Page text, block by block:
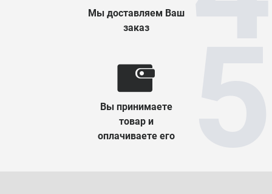
Мы доставляем Ваш
заказ
Вы принимаете
товар и
оплачиваете его